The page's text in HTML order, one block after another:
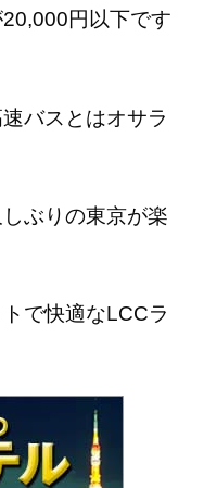
円以下です
バスとはオサラ
ぶりの東京が楽
で快適なLCCラ